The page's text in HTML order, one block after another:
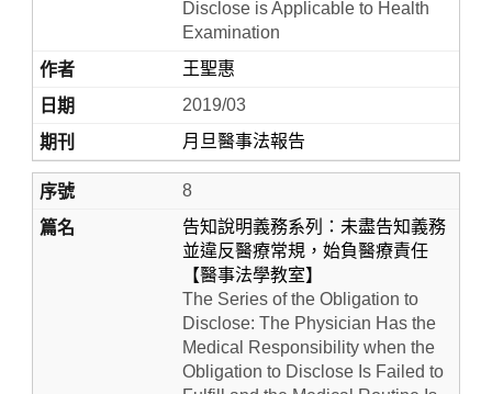
Disclose is Applicable to Health
Examination
王聖惠
2019/03
月旦醫事法報告
8
告知說明義務系列：未盡告知義務
並違反醫療常規，始負醫療責任
【醫事法學教室】
The Series of the Obligation to
Disclose: The Physician Has the
Medical Responsibility when the
Obligation to Disclose Is Failed to